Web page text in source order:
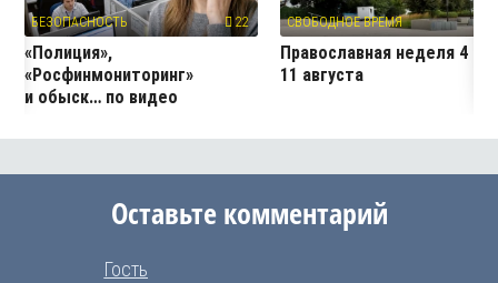
БЕЗОПАСНОСТЬ 22
«Полиция»,
«Росфинмониторинг»
и обыск… по видео
СВОБОДНОЕ ВРЕМЯ
Православная неделя 4 —
11 августа
Оставьте комментарий
Гость